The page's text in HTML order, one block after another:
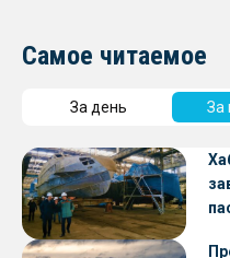
Самое читаемое
За день За